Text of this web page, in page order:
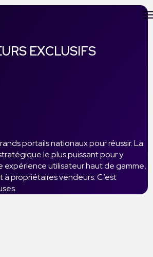
EXCLUSIFS
portails nationaux pour réussir. La
le plus puissant pour y
expérience utilisateur haut de gamme,
propriétaires vendeurs. C’est